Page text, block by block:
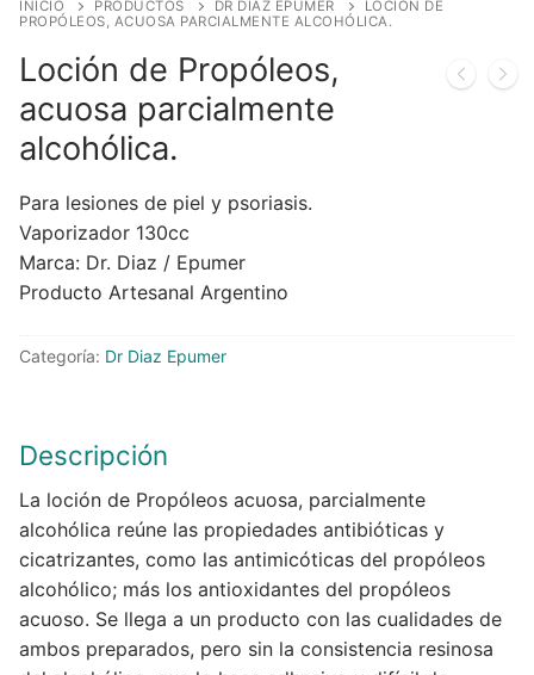
INICIO PRODUCTOS DR DIAZ EPUMER
LOCIÓN DE
PROPÓLEOS, ACUOSA PARCIALMENTE ALCOHÓLICA.
Loción de Propóleos,
acuosa parcialmente
alcohólica.
Para lesiones de piel y psoriasis.
Vaporizador 130cc
Marca: Dr. Diaz / Epumer
Producto Artesanal Argentino
Categoría: Dr Diaz Epumer
Descripción
La loción de Propóleos acuosa, parcialmente
alcohólica reúne las propiedades antibióticas y
cicatrizantes, como las antimicóticas del propóleos
alcohólico; más los antioxidantes del propóleos
acuoso. Se llega a un producto con las cualidades de
ambos preparados, pero sin la consistencia resinosa